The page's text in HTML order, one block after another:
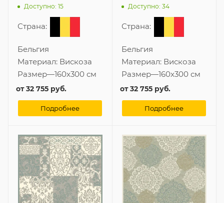
Доступно: 15
Страна:
Бельгия
Материал: Вискоза
Размер—160x300 см
от32 755 руб.
Подробнее
Доступно: 34
Страна:
Бельгия
Материал: Вискоза
Размер—160x300 см
от32 755 руб.
Подробнее